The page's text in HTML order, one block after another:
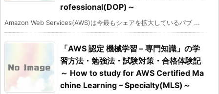
rofessional(DOP)～
Amazon Web Services(AWS)は今最もシェアを拡大しているパブ ...
「AWS 認定 機械学習 – 専門知識」の学
習方法・勉強法・試験対策・合格体験記
～ How to study for AWS Certified Ma
chine Learning – Specialty(MLS)～